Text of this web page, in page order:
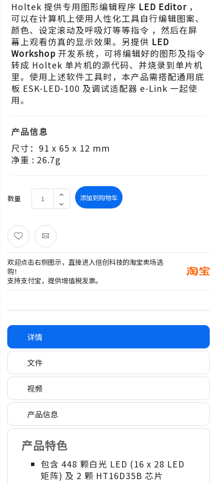
Holtek 提供专用图形编辑程序 LED Editor ，
可以在计算机上使用人性化工具自行编辑图案、
颜色、设定滚动及呼吸灯等等指令 ，然后在屏
幕上观看仿真的显示效果。另提供 LED
Workshop开发系统，可将编辑好的图形及指令
转成 Holtek 单片机的源代码、并烧录到单片机
里。使用上述软件工具时，本产品需搭配通用底
板 ESK-LED-100 及调试适配器 e-Link 一起使
用。
产品信息
尺寸：91 x 65 x 12 mm
净重 : 26.7g
数量 添加到购物车
欢迎点击右侧图示，直接进入倍创科技的淘宝卖场选
购！
支持支付宝，提供增值税发票。
详情
文件
视频
产品信息
产品特色
包含 448 颗白光 LED (16 x 28 LED
矩阵) 及 2 颗 HT16D35B 芯片